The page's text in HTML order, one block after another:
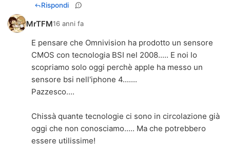
Rispondi
MrTFM16 anni fa
E pensare che Omnivision ha prodotto un sensore
CMOS con tecnologia BSI nel 2008..... E noi lo
scopriamo solo oggi perchè apple ha messo un
sensore bsi nell'iphone 4.......
Pazzesco....
Chissà quante tecnologie ci sono in circolazione già
oggi che non conosciamo..... Ma che potrebbero
essere utilissime!